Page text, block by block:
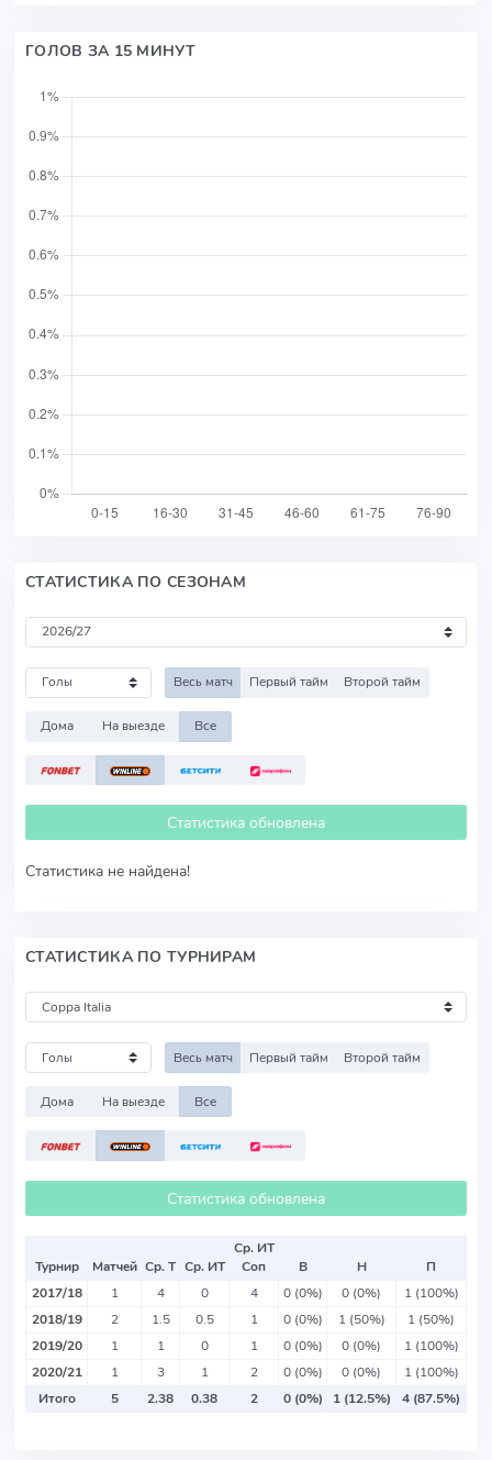
ГОЛОВ ЗА 15 МИНУТ
СТАТИСТИКА ПО СЕЗОНАМ
Весь матч Первый тайм Второй тайм
Дома На выезде Все
Статистика обновлена
Статистика не найдена!
СТАТИСТИКА ПО ТУРНИРАМ
Весь матч Первый тайм Второй тайм
Дома На выезде Все
Статистика обновлена
Турнир Матчей Ср. Т Ср. ИТ
Ср. ИТ
Соп
В Н
П
2017/18
1 4 0 4 0 (0%) 0 (0%)
1 (100%)
2018/19
2 1.5 0.5 1 0 (0%) 1 (50%)
1 (50%)
2019/20
1 1 0 1 0 (0%) 0 (0%)
1 (100%)
2020/21
1 3 1 2 0 (0%) 0 (0%)
1 (100%)
Итого
5 2.38 0.38 2 0 (0%) 1 (12.5%) 4 (87.5%)